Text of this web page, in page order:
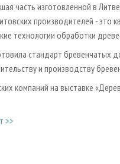
часть изготовленной в
производителей - это
технологии обработки
стандарт бревенчатых
и производству
компаний на выставке
>>